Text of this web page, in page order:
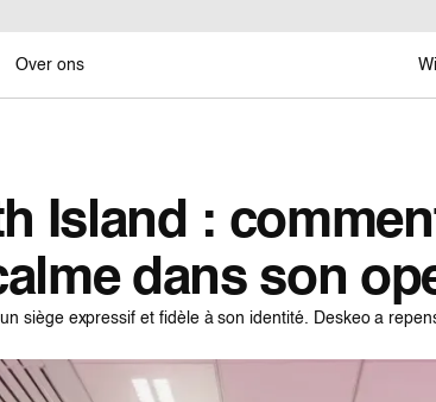
Over ons
Island :
dans son
siège expressif et fidèle à son identité. Deskeo a